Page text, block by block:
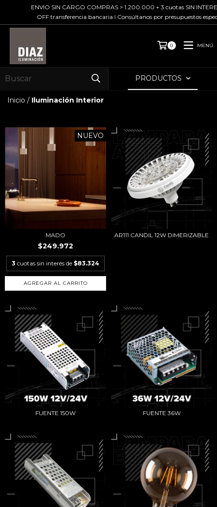
ENVIO SIN CARGO COMPRAS > 1.200.000 + 3 cuotas SIN
OFF transferencia bancaria I Consúltanos por presupuestos
0 MENÚ
PRODUCTOS
Inicio / Iluminación Interior
NUEVO
MADO
$249.972
3 cuotas sin interés de $83.324
AGREGAR AL CARRITO
AR111 CANDIL 12W DIMERIZABLE
FUENTE 150W FUENTE 36W